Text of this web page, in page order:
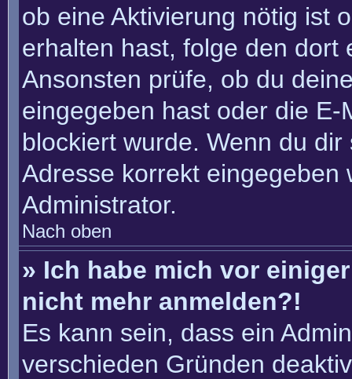
ob eine Aktivierung nötig ist
erhalten hast, folge den dort
Ansonsten prüfe, ob du
eingegeben hast oder die
blockiert wurde. Wenn du
Adresse korrekt
Administrator.
Nach oben
» Ich habe mich vor
nicht mehr anmelden?!
Es kann sein, dass ein
verschieden Gründen